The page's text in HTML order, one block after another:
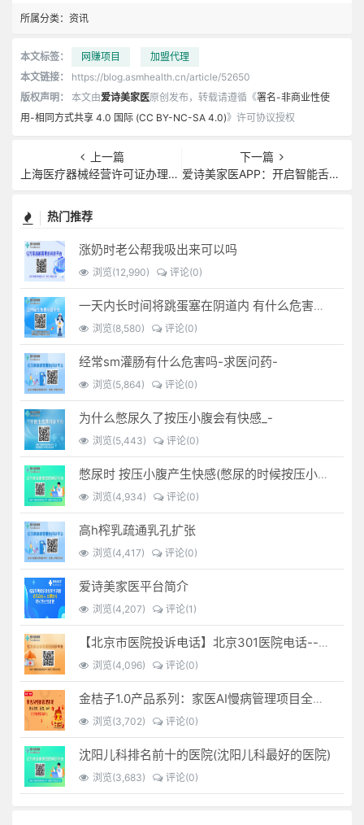
所属分类： 资讯
本文标签： 网赚项目
加盟代理
本文链接：
https://blog.asmhealth.cn/article/52650
版权声明：
本文由爱诗美家医原创发布，转载请遵循《署名-非商业性使
用-相同方式共享 4.0 国际 (CC BY-NC-SA 4.0)》许可协议授权
上一篇
上海医疗器械经营许可证办理(上海医疗器械备案)
下一篇
爱诗美家医APP：开启智能舌诊新时代.舌诊app软件有哪些 好用的舌诊app大全
热门推荐
涨奶时老公帮我吸出来可以吗
浏览(12,990) 评论(0)
一天内长时间将跳蛋塞在阴道内 有什么危害免...(跳蛋是放哪里)
浏览(8,580) 评论(0)
经常sm灌肠有什么危害吗-求医问药-
浏览(5,864) 评论(0)
为什么憋尿久了按压小腹会有快感_-
浏览(5,443) 评论(0)
憋尿时 按压小腹产生快感(憋尿的时候按压小腹是什么感觉)
浏览(4,934) 评论(0)
高h榨乳疏通乳孔扩张
浏览(4,417) 评论(0)
爱诗美家医平台简介
浏览(4,207) 评论(1)
【北京市医院投诉电话】北京301医院电话--(北京301医院投诉电话多少)
浏览(4,096) 评论(0)
金桔子1.0产品系列：家医AI慢病管理项目全国招募区域合伙人，低投入，高回报，长收益
浏览(3,702) 评论(0)
沈阳儿科排名前十的医院(沈阳儿科最好的医院)
浏览(3,683) 评论(0)